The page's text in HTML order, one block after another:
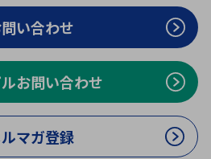
ス（AI）
タ・クラウド
検査
組込コンピュータ
C
D
G
K
L
O
い合わせ
お問い合わせ
マガ登録